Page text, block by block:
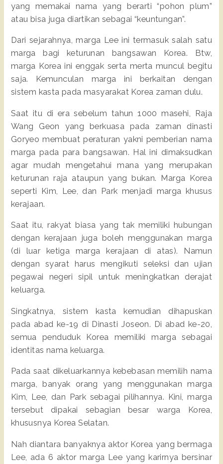
yang memakai nama yang berarti “pohon plum”
atau bisa juga diartikan sebagai “keuntungan”.
Dari sejarahnya, marga Lee ini termasuk salah satu
marga bagi keturunan bangsawan Korea. Btw,
marga Korea ini enggak serta merta muncul begitu
saja. Kemunculan marga ini berkaitan dengan
sistem kasta pada masyarakat Korea zaman dulu.
Saat itu di era sebelum tahun 1000 masehi, Raja
Wang Geon yang berkuasa pada zaman dinasti
Goryeo membuat peraturan yakni pemberian nama
marga pada para bangsawan. Hal ini dimaksudkan
agar mudah mengetahui mana yang merupakan
keturunan raja ataupun yang bukan. Marga Korea
seperti Kim, Lee, dan Park menjadi marga khusus
kerajaan.
Saat itu, rakyat biasa yang tak memiliki hubungan
dengan kerajaan juga boleh menggunakan marga
(di luar ketiga marga kerajaan di atas). Namun
dengan syarat harus mengikuti seleksi dan ujian
pegawai negeri sipil untuk meningkatkan derajat
keluarga.
Singkatnya, sistem kasta kemudian dihapuskan
pada abad ke-19 di Dinasti Joseon. Di abad ke-20,
semua penduduk Korea memiliki marga sebagai
identitas nama keluarga.
Pada saat dikeluarkannya kebebasan memilih nama
marga, banyak orang yang menggunakan marga
Kim, Lee, dan Park sebagai pilihannya. Kini, marga
tersebut dipakai sebagian besar warga Korea,
khususnya Korea Selatan.
Nah diantara banyaknya aktor Korea yang bermaga
Lee, ada 6 aktor marga Lee yang karirnya bersinar